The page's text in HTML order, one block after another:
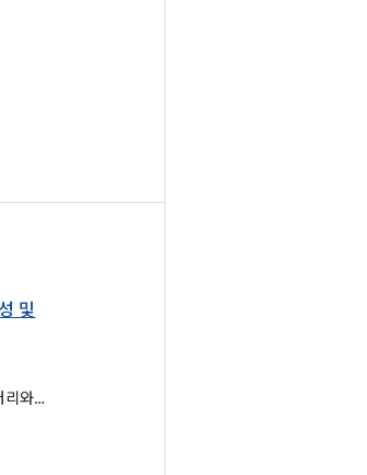
및
와
을